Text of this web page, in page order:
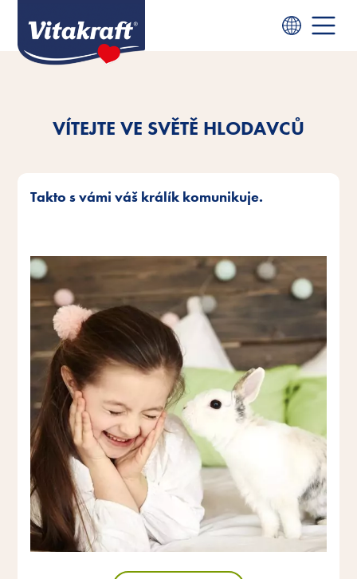
VÍTEJTE VE SVĚTĚ HLODAVCŮ
Takto s vámi váš králík komunikuje.